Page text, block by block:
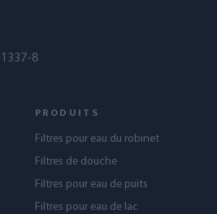
8
PRODUITS
Filtres pour eau du robinet
Filtres de douche
Filtres pour eau de puits
Filtres pour eau de lac